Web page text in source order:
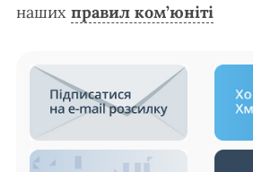
наших правил ком’юніті